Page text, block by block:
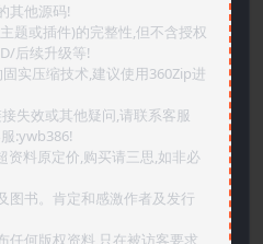
其他源码!
题或插件)的完整性,但不含授权
后续升级等!
实压缩技术,建议使用360Zip进
失效或其他疑问,请联系客服
:ywb386!
料原定价,购买请三思,如非必
图书。肯定和感激作者及发行
任何版权资料,只在被访客要求